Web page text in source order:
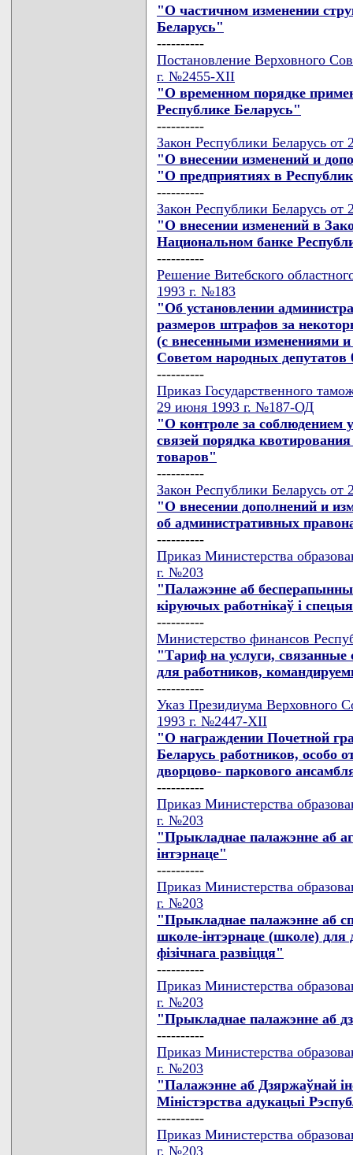
"О частичном изменении
Беларусь"
----------
Постановление Верховного
г. №2455-XII
"О временном порядке
Республике Беларусь"
----------
Закон Республики Беларусь
"О внесении изменений и
"О предприятиях в
----------
Закон Республики Беларусь
"О внесении изменений в
Национальном банке
----------
Решение Витебского
1993 г. №183
"Об установлении
размеров штрафов за
(с внесенными изменениями
Советом народных депутатов
----------
Приказ Государственного
29 июня 1993 г. №187-ОД
"О контроле за соблюдением
связей порядка
товаров"
----------
Закон Республики Беларусь
"О внесении дополнений и
об административных
----------
Приказ Министерства
г. №203
"Палажэнне аб
кiруючых работнiкаў i
----------
Министерство финансов
"Тариф на услуги,
для работников,
----------
Указ Президиума Верховного
1993 г. №2447-XII
"О награждении Почетной
Беларусь работников, особо
дворцово- паркового
----------
Приказ Министерства
г. №203
"Прыкладнае палажэнне аб
iнтэрнаце"
----------
Приказ Министерства
г. №203
"Прыкладнае палажэнне аб
школе-iнтэрнаце (школе) для
фiзiчнага развiцця"
----------
Приказ Министерства
г. №203
"Прыкладнае палажэнне аб
----------
Приказ Министерства
г. №203
"Палажэнне аб Дзяржаўнай
Мiнiстэрства адукацыi
----------
Приказ Министерства
г. №203